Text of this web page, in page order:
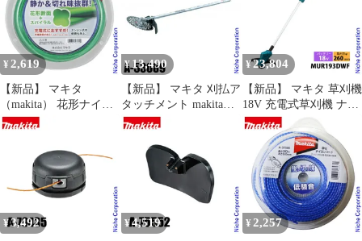
充電式 バッテリー式 手
押し式 トリマー
電式 バッテリー式 電動
APT
機 刈払い機 刈り払い機
¥ 2,619
【新品】 マキタ
（makita） 花形ナイロ
ンコード30m巻 A-60844
¥ 13,490
【新品】 マキタ 刈払ア
タッチメント makita
EM402MP A-53089 多目
プソー アタッチメント
草刈り 刈払い
¥23,804
【新品】 マキタ 草刈機
18V 充電式草刈機 ナイ
ロンコード バッテリ
ー・充電器付き makita
MUR193DWF 純正品 電
動 草刈り機 刈払機 充
電式
¥3,492 ¥4,519 ¥ 2,257